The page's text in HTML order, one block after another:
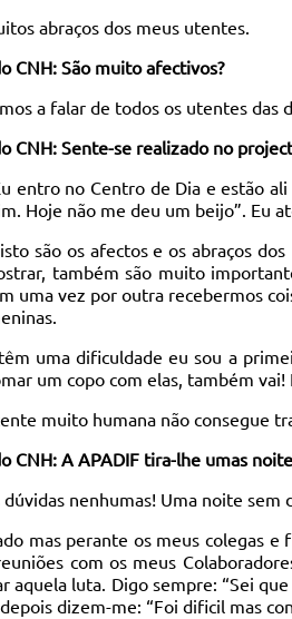
abraços dos meus utentes.
CNH: São muito afectivos?
a falar de todos os utentes das
CNH: Sente-se realizado no
entro no Centro de Dia e estão
Hoje não me deu um beijo”. Eu
são os afectos e os abraços
também são muito
uma vez por outra recebermos
uma dificuldade eu sou a
um copo com elas, também
muito humana não consegue
CNH: A APADIF tira-lhe umas
nenhumas! Uma noite sem
mas perante os meus colegas
com os meus
aquela luta. Digo sempre: “Sei
dizem-me: “Foi dificil mas